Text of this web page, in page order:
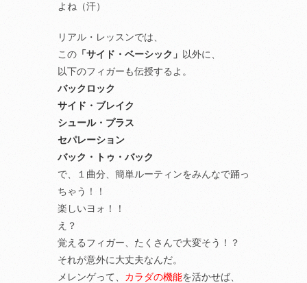
よね（汗）
リアル・レッスンでは、
この 「サイド・ベーシック」 以外に、
以下のフィガーも伝授するよ。
バックロック
サイド・ブレイク
シュール・プラス
セパレーション
バック・トゥ・バック
で、１曲分、簡単ルーティンをみんなで踊っ
ちゃう！！
楽しいヨォ！！
え？
覚えるフィガー、たくさんで大変そう！？
それが意外に大丈夫なんだ。
メレンゲって、 カラダの機能を活かせば、